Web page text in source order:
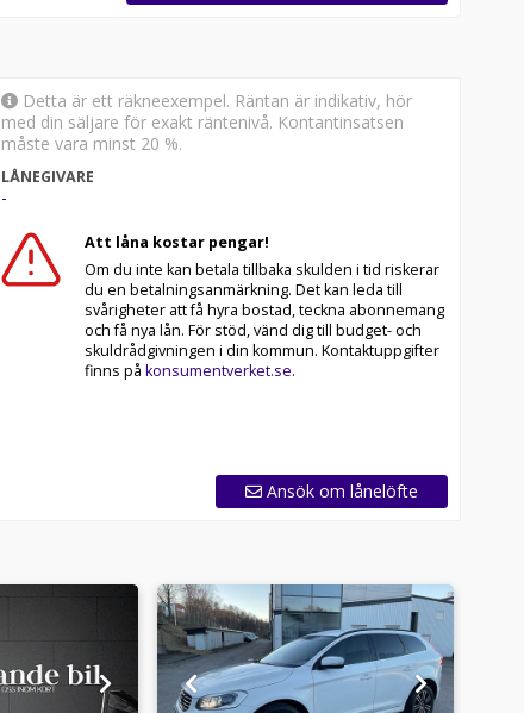
available on pick up
rate
Detta är ett räkneexempel. Räntan är indikativ, hör
med din säljare för exakt räntenivå. Kontantinsatsen
måste vara minst 20 %.
LÅNEGIVARE
-
Att låna kostar pengar!
Om du inte kan betala tillbaka skulden i tid riskerar
du en betalningsanmärkning. Det kan leda till
svårigheter att få hyra bostad, teckna abonnemang
och få nya lån. För stöd, vänd dig till budget- och
skuldrådgivningen i din kommun. Kontaktuppgifter
finns på konsumentverket.se.
Ansök om lånelöfte